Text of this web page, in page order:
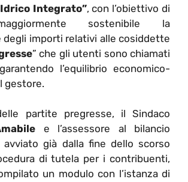
Integrato”, con l’obiettivo di
sostenibile la
degli importi relativi alle cosiddette
” che gli utenti sono chiamati
l’equilibrio economico-
gestore.
partite pregresse, il Sindaco
e l’assessore al bilancio
avviato già dalla fine dello scorso
di tutela per i contribuenti,
un modulo con l’istanza di